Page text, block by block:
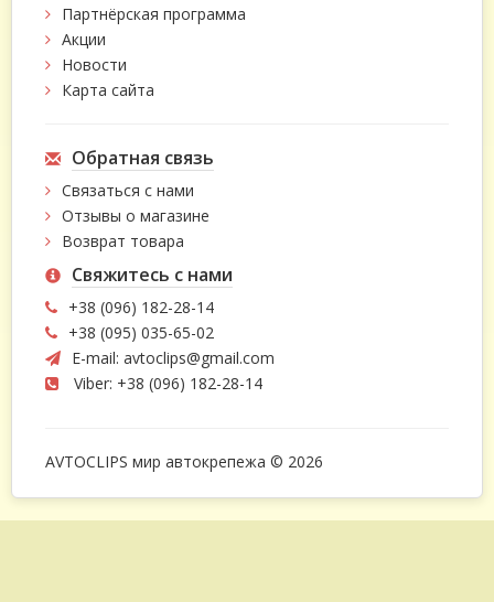
Партнёрская программа
Акции
Новости
Карта сайта
Обратная связь
Связаться с нами
Отзывы о магазине
Возврат товара
Свяжитесь с нами
+38 (096) 182-28-14
+38 (095) 035-65-02
E-mail: avtoclips@gmail.com
Viber: +38 (096) 182-28-14
AVTOCLIPS мир автокрепежа © 2026